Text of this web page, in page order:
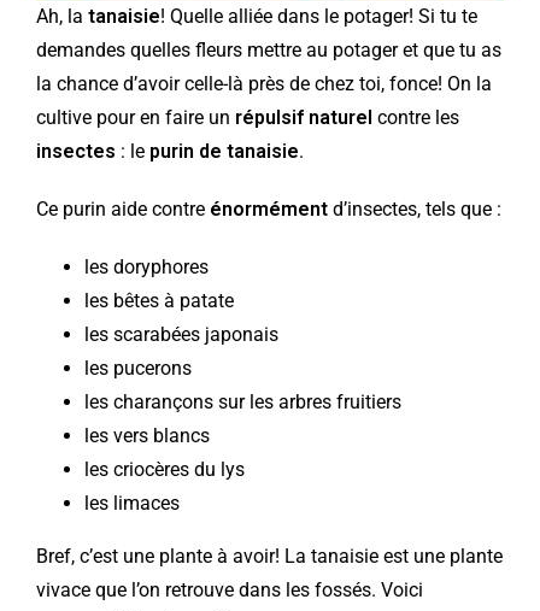
Ah, la tanaisie! Quelle alliée dans le potager! Si tu te
demandes quelles fleurs mettre au potager et que tu as
la chance d’avoir celle-là près de chez toi, fonce! On la
cultive pour en faire un répulsif naturel contre les
insectes : le purin de tanaisie.
Ce purin aide contre énormémentd’insectes, tels que :
les doryphores
les bêtes à patate
les scarabées japonais
les pucerons
les charançons sur les arbres fruitiers
les vers blancs
les criocères du lys
les limaces
Bref, c’est une plante à avoir! La tanaisie est une plante
vivace que l’on retrouve dans les fossés. Voici